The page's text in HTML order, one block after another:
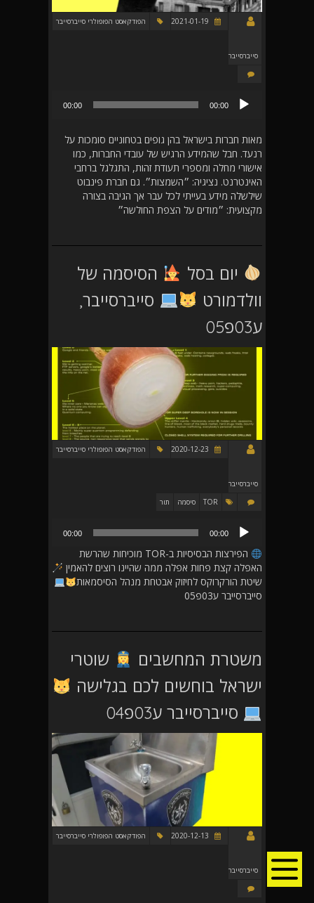
סייברסייבר
הפודקאסט הפופולרי סייברסייבר
אודיו
00:00
00:00
מאות חברות בישראל בהן גופים בטחוניים סומכות על
רנעד. חבל שהמידע הרגיש של עובדי החברות, כמו
אישורי מחלה ומספרי תעודת זהות, התגלגל ברחבי
האינטרנט. נציגיה: ״השמצות״. גם חברת פינבוט
שילשלה מידע בעייתי לכל עבר אך הגיבה בצורה
מקצועית: ״מודים על הצפת החולשה״
יום בסל
הסיסמה של
וולדמורט
סייברסייבר,
ע03פ05
סייברסייבר
הפודקאסט הפופולרי סייברסייבר
TOR סיסמה תור
00:00
00:00
הפירצות הבסיסיות ב-TOR מוכיחות שהרשת
האפלה קצת פחות אפלה ממה שהיינו רוצים להאמין
שיטת הורקרוקס לחיזוק אבטחת מנהל הסיסמאות
סייברסייבר ע03פ05
משטרת המחשבים
שוטרי
ישראל בוחשים לכם בגלישה
סייברסייבר ע03פ04
סייברסייבר
הפודקאסט הפופולרי סייברסייבר